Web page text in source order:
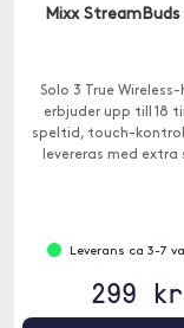
Mixx StreamBuds
Solo 3 True
erbjuder upp till 18
speltid, touch-
levereras med extra
Leverans ca 3-7
299 kr